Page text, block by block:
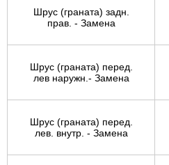
Шрус (граната) задн.
прав. - Замена
Шрус (граната) перед.
лев наружн.- Замена
Шрус (граната) перед.
лев. внутр. - Замена